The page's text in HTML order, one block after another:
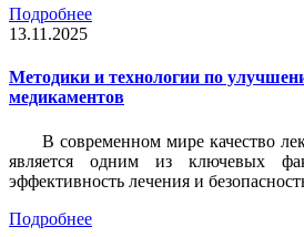
Подробнее
13.11.2025
Методики и технологии по
медикаментов
В современном мире качество
является одним из ключевых
эффективность лечения и
Подробнее